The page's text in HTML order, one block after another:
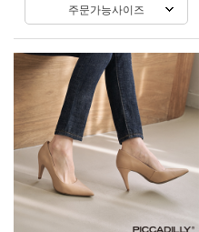
주문가능사이즈